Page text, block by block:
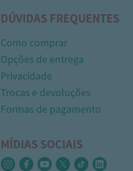
DÚVIDAS FREQUENTES
Como comprar
Opções de entrega
Privacidade
Trocas e devoluções
Formas de pagamento
MÍDIAS SOCIAIS